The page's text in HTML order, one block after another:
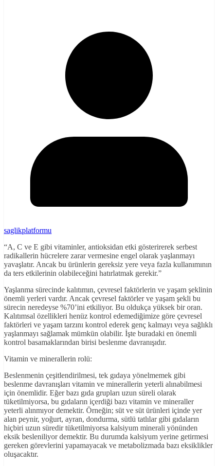
saglikplatformu
“A, C ve E gibi vitaminler, antioksidan etki gösterirerek serbest
radikallerin hücrelere zarar vermesine engel olarak yaşlanmayı
yavaşlatır. Ancak bu ürünlerin gereksiz yere veya fazla kullanımının
da ters etkilerinin olabileceğini hatırlatmak gerekir.”
Yaşlanma sürecinde kalıtımın, çevresel faktörlerin ve yaşam şeklinin
önemli yerleri vardır. Ancak çevresel faktörler ve yaşam şekli bu
sürecin neredeyse %70’ini etkiliyor. Bu oldukça yüksek bir oran.
Kalıtımsal özellikleri henüz kontrol edemediğimize göre çevresel
faktörleri ve yaşam tarzını kontrol ederek genç kalmayı veya sağlıklı
yaşlanmayı sağlamak mümkün olabilir. İşte buradaki en önemli
kontrol basamaklarından birisi beslenme davranışıdır.
Vitamin ve minerallerin rolü:
Beslenmenin çeşitlendirilmesi, tek gıdaya yönelmemek gibi
beslenme davranışları vitamin ve minerallerin yeterli alınabilmesi
için önemlidir. Eğer bazı gıda grupları uzun süreli olarak
tüketilmiyorsa, bu gıdaların içerdiği bazı vitamin ve mineraller
yeterli alınmıyor demektir. Örneğin; süt ve süt ürünleri içinde yer
alan peynir, yoğurt, ayran, dondurma, sütlü tatlılar gibi gıdaların
hiçbiri uzun süredir tüketilmiyorsa kalsiyum minerali yönünden
eksik besleniliyor demektir. Bu durumda kalsiyum yerine getirmesi
gereken görevlerini yapamayacak ve metabolizmada bazı eksiklikler
oluşacaktır.